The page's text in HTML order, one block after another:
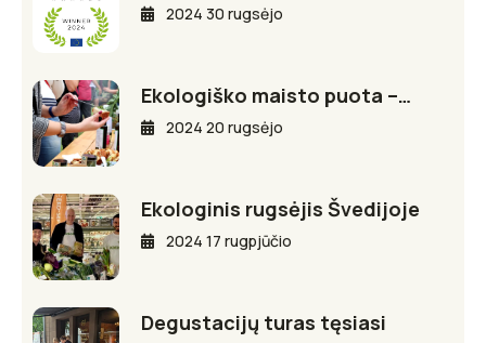
2024 30 rugsėjo
Ekologiško maisto puota –…
2024 20 rugsėjo
Ekologinis rugsėjis Švedijoje
2024 17 rugpjūčio
Degustacijų turas tęsiasi